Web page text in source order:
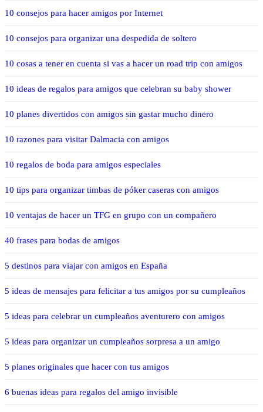
10 consejos para hacer amigos por Internet
10 consejos para organizar una despedida de soltero
10 cosas a tener en cuenta si vas a hacer un road trip con amigos
10 ideas de regalos para amigos que celebran su baby shower
10 planes divertidos con amigos sin gastar mucho dinero
10 razones para visitar Dalmacia con amigos
10 regalos de boda para amigos especiales
10 tips para organizar timbas de póker caseras con amigos
10 ventajas de hacer un TFG en grupo con un compañero
40 frases para bodas de amigos
5 destinos para viajar con amigos en España
5 ideas de mensajes para felicitar a tus amigos por su cumpleaños
5 ideas para celebrar un cumpleaños aventurero con amigos
5 ideas para organizar un cumpleaños sorpresa a un amigo
5 planes originales que hacer con tus amigos
6 buenas ideas para regalos del amigo invisible